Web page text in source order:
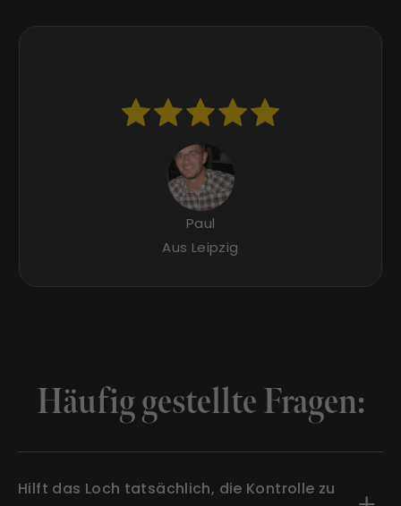
Paul
Aus Leipzig
Häufig gestellte Fragen:
Hilft das Loch tatsächlich, die Kontrolle zu